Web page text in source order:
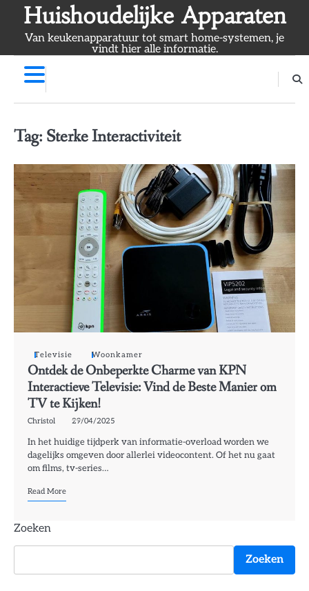
content
Huishoudelijke Apparaten
Van keukenapparatuur tot smart home-systemen, je
vindt hier alle informatie.
Tag: Sterke Interactiviteit
Televisie Woonkamer
Ontdek de Onbeperkte Charme van KPN
Interactieve Televisie: Vind de Beste Manier om
TV te Kijken!
Christol 29/04/2025
In het huidige tijdperk van informatie-overload worden we
dagelijks omgeven door allerlei videocontent. Of het nu gaat
om films, tv-series…
Read More
Zoeken
Zoeken